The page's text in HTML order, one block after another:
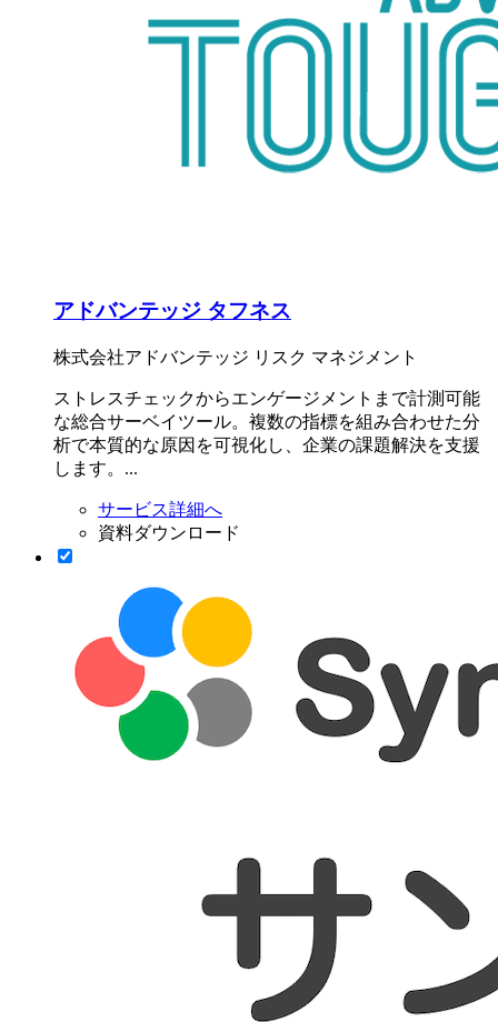
アドバンテッジ タフネス
株式会社アドバンテッジ リスク マネジメント
ストレスチェックからエンゲージメントまで計測可能
な総合サーベイツール。複数の指標を組み合わせた分
析で本質的な原因を可視化し、企業の課題解決を支援
します。...
サービス詳細へ
資料ダウンロード